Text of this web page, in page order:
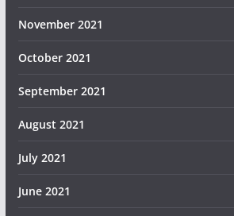
November 2021
October 2021
September 2021
August 2021
July 2021
June 2021